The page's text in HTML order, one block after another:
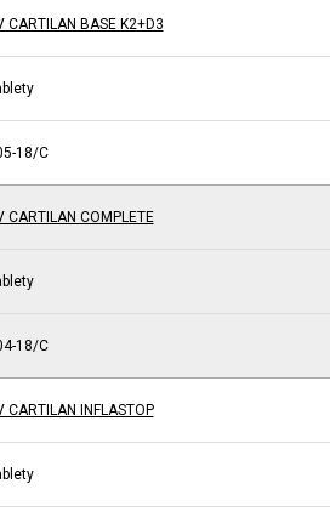
CARTILAN BASE K2+D3
18/C
CARTILAN COMPLETE
18/C
CARTILAN INFLASTOP